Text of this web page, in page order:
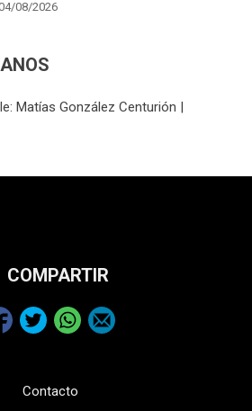
08/2026
Matías González Centurión |
COMPARTIR
Contacto